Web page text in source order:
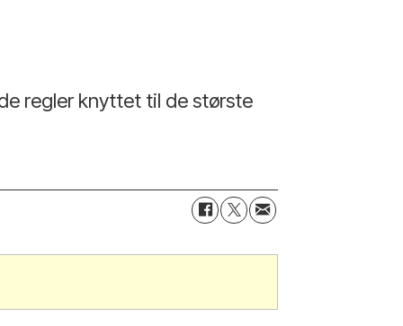
regler knyttet til de største